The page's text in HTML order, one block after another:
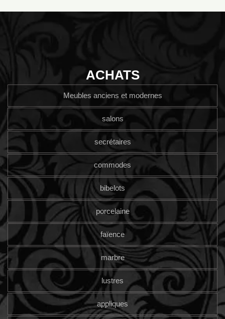
ACHATS
Meubles anciens et modernes
salons
secrétaires
commodes
bibelots
porcelaine
faïence
marbre
lustres
appliques